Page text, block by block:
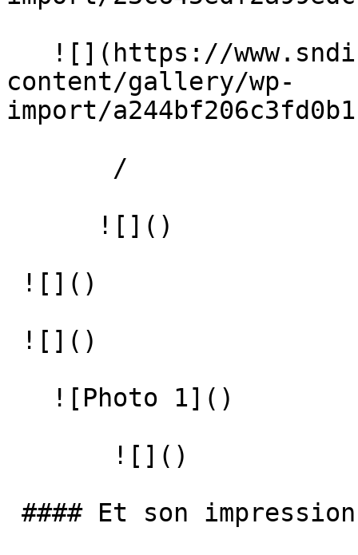
content/gallery/wp-
import/